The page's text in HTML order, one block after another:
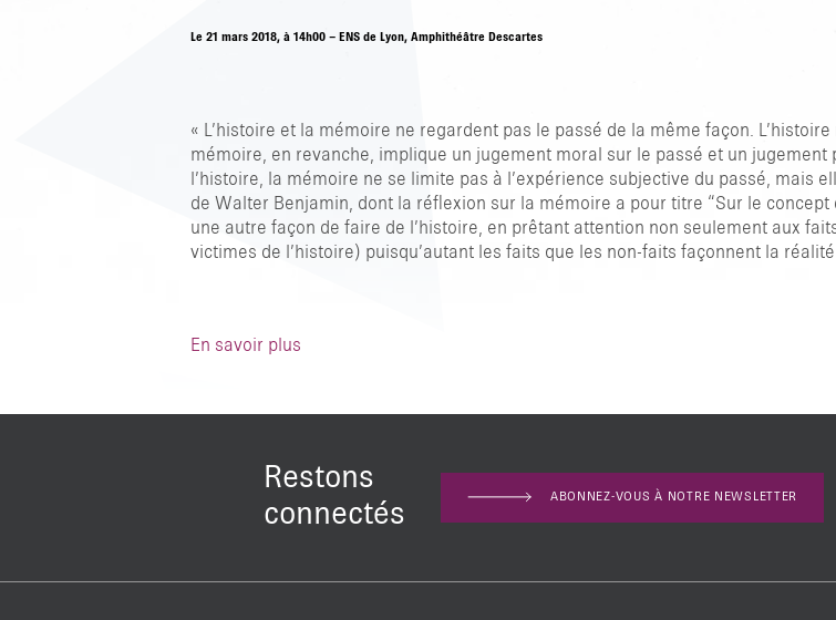
Le 21 mars 2018, à 14h00 – ENS de Lyon, Amphithéâtre Descartes
« L’histoire et la mémoire ne regardent pas le passé de la même façon.
mémoire, en revanche, implique un jugement moral sur le passé et un
l’histoire, la mémoire ne se limite pas à l’expérience subjective du passé, mais
de Walter Benjamin, dont la réflexion sur la mémoire a pour titre “Sur le
une autre façon de faire de l’histoire, en prêtant attention non seulement aux
victimes de l’histoire) puisqu’autant les faits que les non-faits façonnent la
En savoir plus
Restons
connectés
ABONNEZ-VOUS À NOTRE NEWSLETTER